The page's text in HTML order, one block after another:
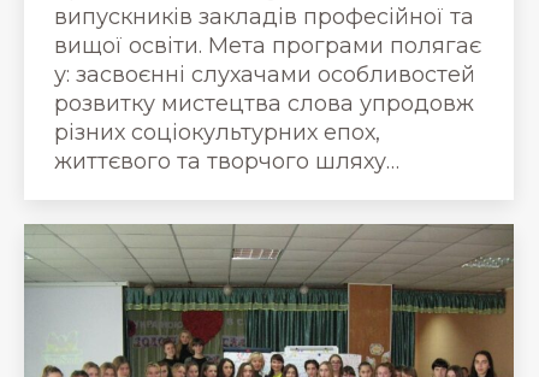
випускників закладів професійної та
вищої освіти. Мета програми полягає
у: засвоєнні слухачами особливостей
розвитку мистецтва слова упродовж
різних соціокультурних епох,
життєвого та творчого шляху…